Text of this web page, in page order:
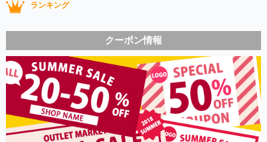
ランキング
クーポン情報